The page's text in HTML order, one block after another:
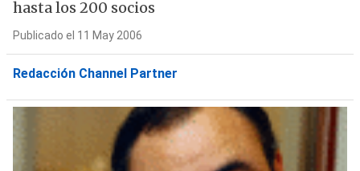
hasta los 200 socios
Publicado el 11 May 2006
Redacción Channel Partner